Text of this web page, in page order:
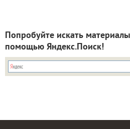
Попробуйте искать
помощью Яндекс.Поиск!